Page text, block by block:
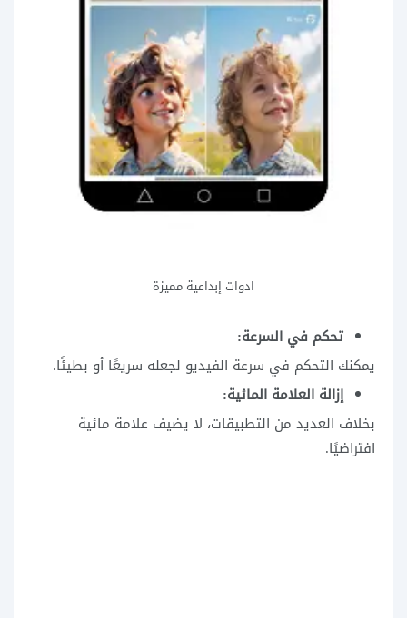
ادوات إبداعية مميزة
تحكم في السرعة:
يمكنك التحكم في سرعة الفيديو لجعله سريعًا أو بطيئًا.
إزالة العلامة المائية:
بخلاف العديد من التطبيقات، لا يضيف علامة مائية
افتراضيًا.